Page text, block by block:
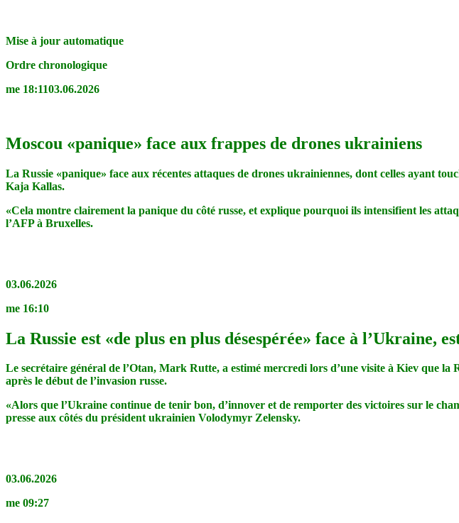
Mise à jour automatique
Ordre chronologique
me 18:1103.06.2026
Moscou «panique» face aux frappes de drones ukrainiens
La Russie «panique» face aux récentes attaques de drones ukrainiennes, dont celles ayant
Kaja Kallas.
«Cela montre clairement la panique du côté russe, et explique pourquoi ils intensifient les
l’AFP à Bruxelles.
03.06.2026
me 16:10
La Russie est «de plus en plus désespérée» face à l’Ukraine,
Le secrétaire général de l’Otan, Mark Rutte, a estimé mercredi lors d’une visite à Kiev que
après le début de l’invasion russe.
«Alors que l’Ukraine continue de tenir bon, d’innover et de remporter des victoires sur le
presse aux côtés du président ukrainien Volodymyr Zelensky.
03.06.2026
me 09:27